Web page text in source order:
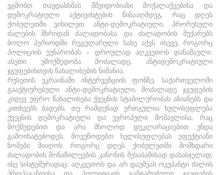
ვგმობთ თავდასხმას მშვიდობიანი მოქალაქეებისა და
დემოკრატიული აქტივისტების წინააღმდეგ, რაც დღეს
ქობულეთში ვიხილეთ. ანტი-დემოკრატიული, პრორუსული
ძალების მხრიდან ძალადობასა და ძალადობის მუქარებს
ბოლო პერიოდში რეგულარული სახე აქვს ისევე, როგორც
პოლიციის უუნარობას – დროულად აღკვეთოს დანაშაული.
ასეთი უმოქმედობა მოძალადე, ანტიდემოკრატიული
ჯგუფებისთვის წახალისების ნიშანია.
რუსეთის უკრაინაში ინტერვენციის ფონზე, საქართველოში
გააქტიურებული ანტი-დემოკრატიული, მოძალადე ჯგუფების
კიდევ უფრო წახალისება ქვეყნის სტაბილურობას აზიანებს და
კითხვებს ბადებს, თუ რამდენად ერთგულია ხელისუფლება
ქვეყნის დემოკრატიული და ევროპული მომავლისა, რაც
მოქმედებით და არა მხოლოდ დეკლარაციებით უნდა
გამოიხატებოდეს. მოვუწოდებთ ხელისუფლებას ეფექტიანი
ზომები მიიღოს როგორც დღეს ქობულეთში მომხდარი
ძალადობის მონაწილეების კანონის შესაბამისად დასასჯელად,
ისე სისტემურადაც: აღკვეთოს და არ დაუშვას ოკუპანტი ძალის